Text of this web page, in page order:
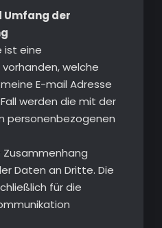
Umfang der
ist eine
welche
E-mail Adresse
werden die mit der
personenbezogenen
Zusammenhang
Daten an Dritte. Die
für die